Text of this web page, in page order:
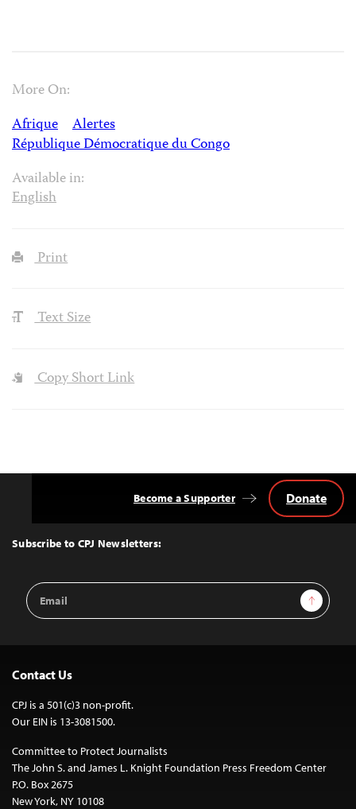
More On:
Afrique
Alertes
République Démocratique du Congo
Available in:
English
Print
Text Size
Copy Short Link
Top
Subscribe to CPJ Newsletters:
Email
Address
Sign Up
Become a Supporter Donate
Contact Us
CPJ is a 501(c)3 non-profit.
Our EIN is 13-3081500.
Committee to Protect Journalists
The John S. and James L. Knight Foundation Press Freedom Center
P.O. Box 2675
New York, NY 10108